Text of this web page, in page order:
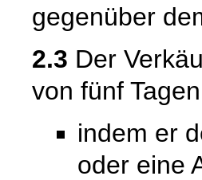
gegenüber
2.3 Der
von fünf
indem er
oder eine